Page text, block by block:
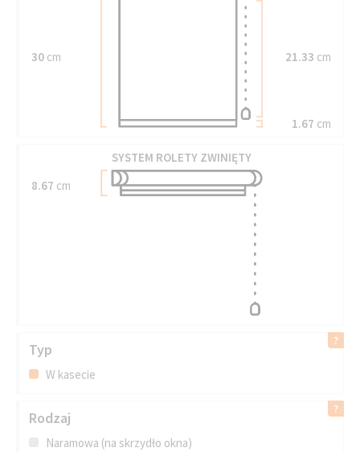
30 cm 21.33 cm
1.67 cm
SYSTEM ROLETY ZWINIĘTY
8.67 cm
Typ
W kasecie
Rodzaj
Naramowa (na skrzydło okna)